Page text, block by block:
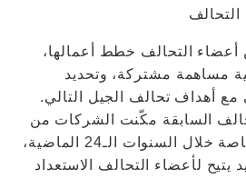
التحالف خطط أعمالها،
مساهمة مشتركة، وتحديد
أهداف تحالف الجيل التالي.
السابقة مكّنت الشركات من
تنفيذ إستراتيجياتها الخاصة خلال السنوات الـ24 الماضية،
يتيح لأعضاء التحالف الاستعداد